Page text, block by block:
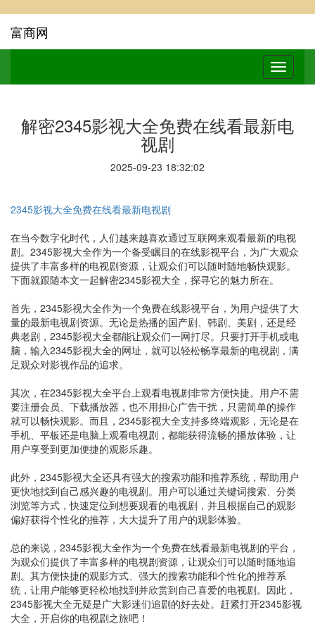
富商网
解密2345影视大全免费在线看最新电
视剧
2025-09-23 18:32:02
2345影视大全免费在线看最新电视剧
在当今数字化时代，人们越来越喜欢通过互联网来观看最新的电视
剧。2345影视大全作为一个备受瞩目的在线影视平台，为广大观众
提供了丰富多样的电视剧资源，让观众们可以随时随地畅快观影。
下面就跟随本文一起解密2345影视大全，探寻它的魅力所在。
首先，2345影视大全作为一个免费在线影视平台，为用户提供了大
量的最新电视剧资源。无论是热播的国产剧、韩剧、美剧，还是经
典老剧，2345影视大全都能让观众们一网打尽。只要打开手机或电
脑，输入2345影视大全的网址，就可以轻松畅享最新的电视剧，满
足观众对影视作品的追求。
其次，在2345影视大全平台上观看电视剧非常方便快捷。用户不需
要注册会员、下载播放器，也不用担心广告干扰，只需简单的操作
就可以畅快观影。而且，2345影视大全支持多终端观影，无论是在
手机、平板还是电脑上观看电视剧，都能获得流畅的播放体验，让
用户享受到更加便捷的观影乐趣。
此外，2345影视大全还具有强大的搜索功能和推荐系统，帮助用户
更快地找到自己感兴趣的电视剧。用户可以通过关键词搜索、分类
浏览等方式，快速定位到想要观看的电视剧，并且根据自己的观影
偏好获得个性化的推荐，大大提升了用户的观影体验。
总的来说，2345影视大全作为一个免费在线看最新电视剧的平台，
为观众们提供了丰富多样的电视剧资源，让观众们可以随时随地追
剧。其方便快捷的观影方式、强大的搜索功能和个性化的推荐系
统，让用户能够更轻松地找到并欣赏到自己喜爱的电视剧。因此，
2345影视大全无疑是广大影迷们追剧的好去处。赶紧打开2345影视
大全，开启你的电视剧之旅吧！